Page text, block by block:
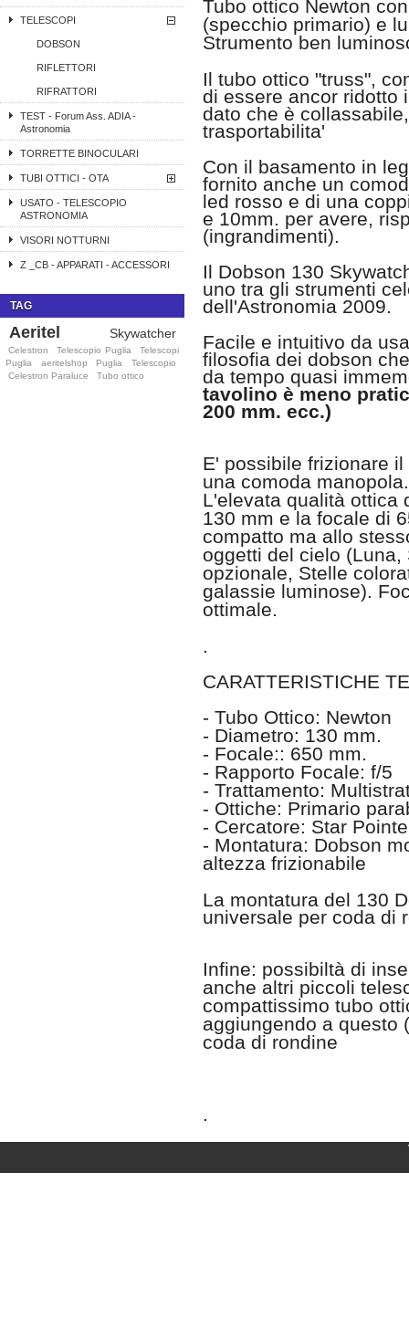
TELESCOPI
DOBSON
RIFLETTORI
RIFRATTORI
TEST - Forum Ass. ADIA -
Astronomia
TORRETTE BINOCULARI
TUBI OTTICI - OTA
USATO - TELESCOPIO
ASTRONOMIA
VISORI NOTTURNI
Z _CB - APPARATI - ACCESSORI
TAG
Aeritel Skywatcher
Celestron Telescopio Puglia
Telescopi
Puglia
aeritelshop Puglia
Telescopio
Celestron Paraluce
Tubo ottico
Tubo ottico Newton
(specchio primario) e
Strumento ben
Il tubo ottico "truss",
di essere ancor ridotto
dato che è
trasportabilita'
Con il basamento in
fornito anche un
led rosso e di una
e 10mm. per avere,
(ingrandimenti).
Il Dobson 130
uno tra gli strumenti
dell'Astronomia 2009.
Facile e intuitivo da
filosofia dei dobson
da tempo quasi
tavolino è meno
200 mm. ecc.)
E' possibile frizionare
una comoda manopola.
L'elevata qualità ottica
130 mm e la focale di
compatto ma allo
oggetti del cielo
opzionale, Stelle
galassie luminose).
ottimale.
.
CARATTERISTICHE
- Tubo Ottico: Newton
- Diametro: 130 mm.
- Focale:: 650 mm.
- Rapporto Focale: f/5
- Trattamento:
- Ottiche: Primario
- Cercatore: Star
- Montatura: Dobson
altezza frizionabile
La montatura del 130
universale per coda di
Infine: possibiltà di
anche altri piccoli
compattissimo tubo
aggiungendo a questo
coda di rondine
.